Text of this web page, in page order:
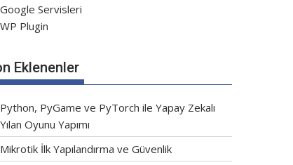
Google Servisleri
WP Plugin
Eklenenler
Python, PyGame ve PyTorch ile Yapay Zekalı
Yılan Oyunu Yapımı
Mikrotik İlk Yapılandırma ve Güvenlik